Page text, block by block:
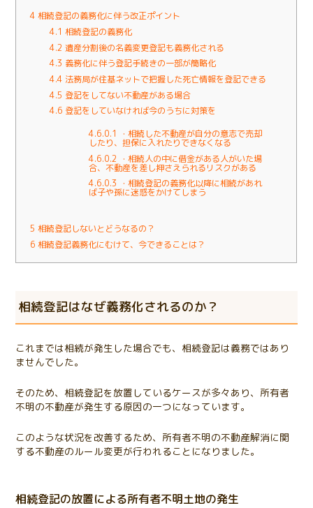
4 相続登記の義務化に伴う改正ポイント
4.1 相続登記の義務化
4.2 遺産分割後の名義変更登記も義務化される
4.3 義務化に伴う登記手続きの一部が簡略化
4.4 法務局が住基ネットで把握した死亡情報を登記できる
4.5 登記をしてない不動産がある場合
4.6 登記をしていなければ今のうちに対策を
4.6.0.1
・相続した不動産が自分の意志で売却
したり、担保に入れたりできなくなる
4.6.0.2
・相続人の中に借金がある人がいた場
合、不動産を差し押さえられるリスクがある
4.6.0.3
・相続登記の義務化以降に相続があれ
ば子や孫に迷惑をかけてしまう
5 相続登記しないとどうなるの？
6 相続登記義務化にむけて、今できることは？
相続登記はなぜ義務化されるのか？
これまでは相続が発生した場合でも、相続登記は義務ではあり
ませんでした。
そのため、相続登記を放置しているケースが多々あり、所有者
不明の不動産が発生する原因の一つになっています。
このような状況を改善するため、所有者不明の不動産解消に関
する不動産のルール変更が行われることになりました。
相続登記の放置による所有者不明土地の発生